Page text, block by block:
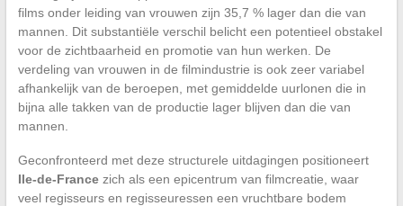
films onder leiding van vrouwen zijn 35,7 % lager dan die van
mannen. Dit substantiële verschil belicht een potentieel obstakel
voor de zichtbaarheid en promotie van hun werken. De
verdeling van vrouwen in de filmindustrie is ook zeer variabel
afhankelijk van de beroepen, met gemiddelde uurlonen die in
bijna alle takken van de productie lager blijven dan die van
mannen.
Geconfronteerd met deze structurele uitdagingen positioneert
Ile-de-Francezich als een epicentrum van filmcreatie, waar
veel regisseurs en regisseuressen een vruchtbare bodem